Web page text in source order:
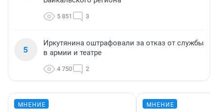
5 851 3
5
Иркутянина оштрафовали за отказ от службы
в армии и театре
4 750 2
МНЕНИЕ МНЕНИЕ